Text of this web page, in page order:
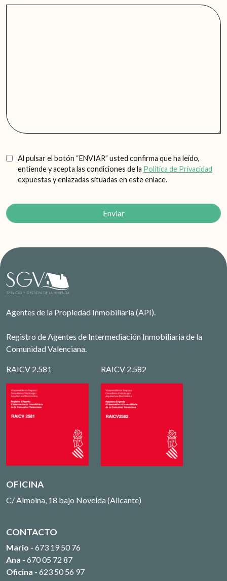
Al pulsar el botón “ENVIAR” usted confirma que ha leído,
entiende y acepta las condiciones de la Política de Privacidad
expuestas y enlazadas situadas en este enlace.
Agentes de la Propiedad Inmobiliaria (API).
Registro de Agentes de Intermediación Inmobiliaria de la
Comunidad Valenciana.
RAICV 2.581 RAICV 2.582
OFICINA
C/ Almoina, 18 bajo Novelda (Alicante)
CONTACTO
Mario - 673 19 50 76
Ana - 670 05 72 87
Oficina - 623 50 56 97